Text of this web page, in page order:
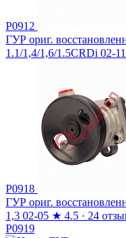
P0912
ГУР ориг.
1.1/1,4/1,6/1.5CRDi 02-
P0918
ГУР ориг.
1,3 02-05 ★ 4.5 · 24
P0919